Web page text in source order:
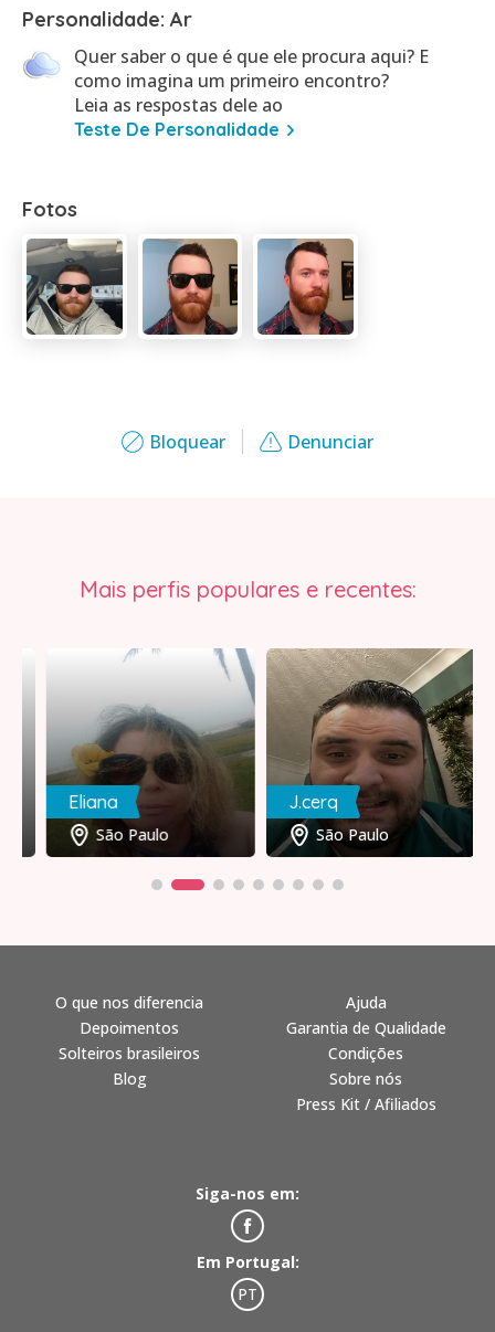
Bloquear Denunciar
Personalidade: Ar
Quer saber o que é que ele procura aqui? E
como imagina um primeiro encontro?
Leia as respostas dele ao
Teste De Personalidade
Fotos
Mais perfis populares e recentes:
Eliana
São Paulo
J.cerq
São Paulo
O que nos diferencia
Depoimentos
Solteiros brasileiros
Blog
Ajuda
Garantia de Qualidade
Condições
Sobre nós
Press Kit / Afiliados
Siga-nos em:
Em Portugal:
PT